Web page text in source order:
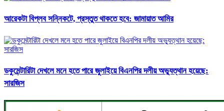
আরেকটা বিপ্লব সন্নিকটে, প্রস্তুত থাকতে হবে: জামায়াত আমির
ডকুমেন্টারিটা দেখলে মনে হতে পারে জুলাইয়ে বিএনপির দলীয় অভ্যুত্থান হয়েছে:
সারজিস